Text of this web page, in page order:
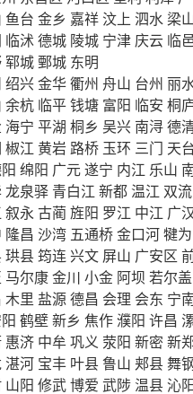
鱼台 金乡 嘉祥 汶上 泗水 梁
临沭德城 陵城 宁津 庆云 临
郓城 鄄城 东明
绍兴金华衢州 舟山 台州 丽
余杭 临平钱塘 富阳 临安 桐
海宁 平湖 桐乡 吴兴 南浔德
椒江 黄岩 路桥 玉环 三门 天
绵阳 广元遂宁 内江 乐山
龙泉驿 青白江 新都 温江 双流
叙永古蔺旌阳 罗江 中江 广
隆昌 沙湾 五通桥金口河犍为
珙县筠连兴文 屏山 广安区
马尔康金川 小金 阿坝 若尔盖
木里 盐源德昌 会理 会东 宁
鹤壁新乡 焦作濮阳 许昌
惠济 中牟巩义 荥阳 新密 新
湛河 宝丰 叶县鲁山 郏县舞
山阳 修武博爱 武陟 温县沁